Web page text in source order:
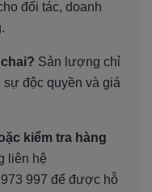
đối tác, doanh
Sản lượng chỉ
sự độc quyền và giá
kiểm tra hàng
liên hệ
997 để được hỗ